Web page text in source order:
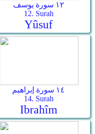
١٢ سورة يوسف
12. Surah
Yûsuf
١٤ سورة إبراهيم
14. Surah
Ibrahîm